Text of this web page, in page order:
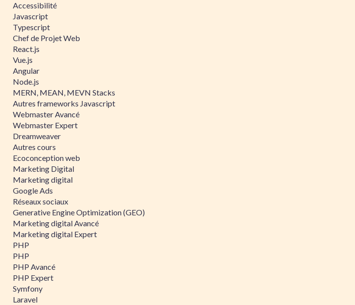
Accessibilité
Javascript
Typescript
Chef de Projet Web
React.js
Vue.js
Angular
Node.js
MERN, MEAN, MEVN Stacks
Autres frameworks Javascript
Webmaster Avancé
Webmaster Expert
Dreamweaver
Autres cours
Ecoconception web
Marketing Digital
Marketing digital
Google Ads
Réseaux sociaux
Generative Engine Optimization (GEO)
Marketing digital Avancé
Marketing digital Expert
PHP
PHP
PHP Avancé
PHP Expert
Symfony
Laravel